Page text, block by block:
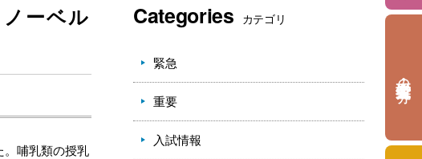
の方
ーベル
。哺乳類の授乳
Categories カテゴリ
緊急
重要
入試情報